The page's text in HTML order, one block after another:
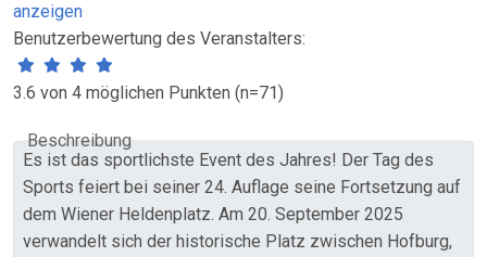
anzeigen
Benutzerbewertung des Veranstalters:
3.6 von 4 möglichen Punkten (n=71)
Beschreibung
Es ist das sportlichste Event des Jahres! Der Tag des
Sports feiert bei seiner 24. Auflage seine Fortsetzung auf
dem Wiener Heldenplatz. Am 20. September 2025
verwandelt sich der historische Platz zwischen Hofburg,